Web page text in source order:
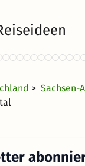
im Harz
Angebote
> Sachsen-